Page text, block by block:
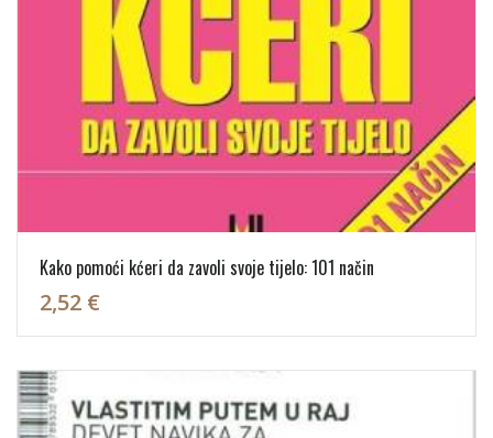
Kako pomoći kćeri da zavoli svoje tijelo: 101 način
2,52 €